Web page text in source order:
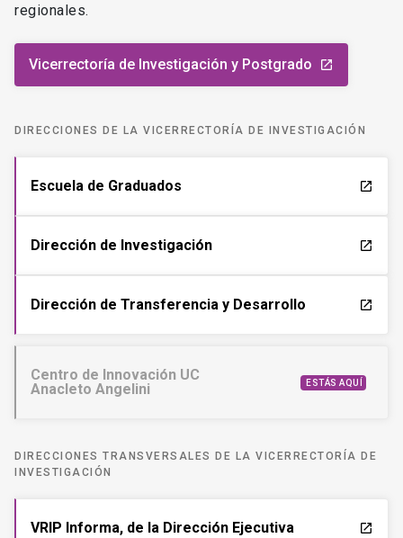
regionales.
Vicerrectoría de Investigación y Postgrado launch
DIRECCIONES DE LA VICERRECTORÍA DE INVESTIGACIÓN
Escuela de Graduados launch
Dirección de Investigación launch
Dirección de Transferencia y Desarrollo launch
Centro de Innovación UC
Anacleto Angelini
ESTÁS AQUÍ
DIRECCIONES TRANSVERSALES DE LA VICERRECTORÍA DE
INVESTIGACIÓN
VRIP Informa, de la Dirección Ejecutiva launch